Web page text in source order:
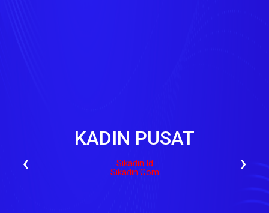
KADIN PUSAT
Sikadin.id
Sikadin.com
‹ ›